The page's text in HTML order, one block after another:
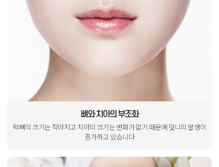
뼈와 치아의 부조화
턱뼈의 크기는 작아지고 치아의 크기는 변화가 없기 때문에 덧니의 발생이
증가하고 있습니다